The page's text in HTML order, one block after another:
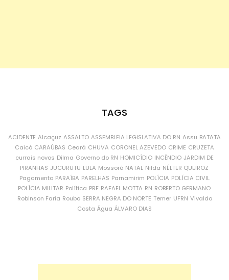
TAGS
ACIDENTE Alcaçuz ASSALTO ASSEMBLEIA LEGISLATIVA DO RN Assu BATATA
Caicó CARAÚBAS Ceará CHUVA CORONEL AZEVEDO CRIME CRUZETA
currais novos Dilma Governo do RN HOMICÍDIO INCÊNDIO JARDIM DE
PIRANHAS JUCURUTU LULA Mossoró NATAL Nilda NÉLTER QUEIROZ
Pagamento PARAÍBA PARELHAS Parnamirim POLÍCIA POLÍCIA CIVIL
POLÍCIA MILITAR Política PRF RAFAEL MOTTA RN ROBERTO GERMANO
Robinson Faria Roubo SERRA NEGRA DO NORTE Temer UFRN Vivaldo
Costa Água ÁLVARO DIAS